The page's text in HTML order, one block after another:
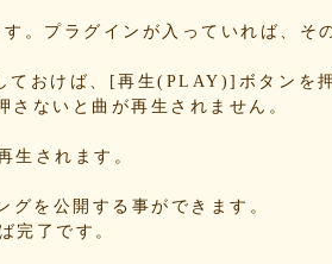
プラグインが入っていれば、そ
おけば、[再生(PLAY)]ボタンを押
ないと曲が再生されません。
されます。
を公開する事ができます。
完了です。